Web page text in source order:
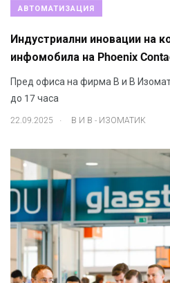
АВТОМАТИЗАЦИЯ
Индустриални иновации на
инфомобила на Phoenix
Пред офиса на фирма В и В
до 17 часа
22.09.2025 . В И В - ИЗОМАТИК